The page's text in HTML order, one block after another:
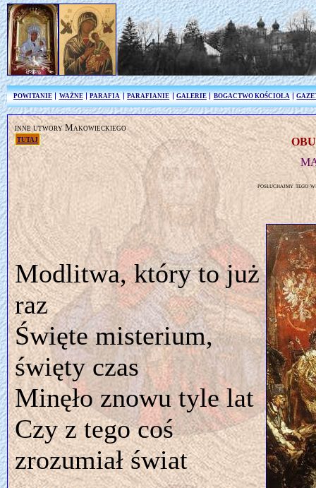
POWITANIE WAŻNE PARAFIA PARAFIANIE GALERIE BOGACTWO KOŚCIOŁA
inne utwory Makowieckiego
tutaj
posłuchajmy tego
Modlitwa, który to już
raz
Święte misterium,
święty czas
Minęło znowu tyle lat
Czy z tego coś
zrozumiał świat